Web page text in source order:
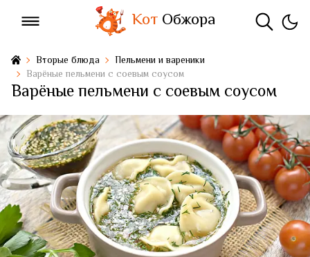
КотОбжора
Вторые блюда
Пельмени и вареники
Варёные пельмени с соевым соусом
Варёные пельмени с соевым соусом